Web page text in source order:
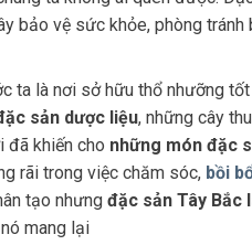
bảo vệ sức khỏe, phòng tránh
ta là nơi sở hữu thổ nhưỡng
sản dược liệu, những cây
đã khiến cho những món đặc
rãi trong việc chăm sóc, bồi
tạo nhưng đặc sản Tây Bắc
mang lại